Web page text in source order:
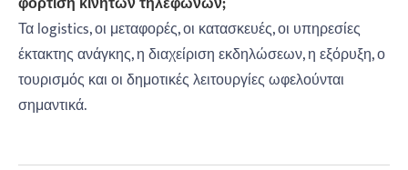
Τα logistics, οι μεταφορές, οι κατασκευές, οι υπηρεσίες
έκτακτης ανάγκης, η διαχείριση εκδηλώσεων, η εξόρυξη, ο
τουρισμός και οι δημοτικές λειτουργίες ωφελούνται
σημαντικά.